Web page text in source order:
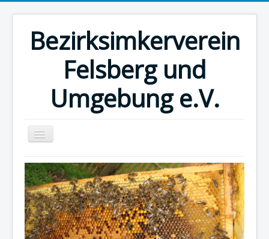
Bezirksimkerverein
Felsberg und
Umgebung e.V.
Home
Kalender
Museum
Honig vom Imker